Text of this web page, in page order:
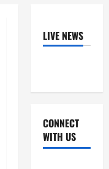
LIVE NEWS
CONNECT
WITH US